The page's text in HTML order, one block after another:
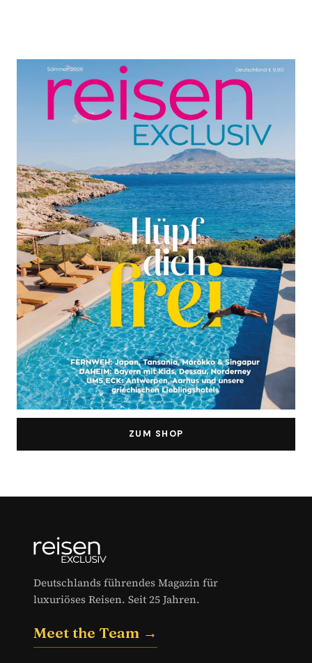
ZUM SHOP
Deutschlands führendes Magazin für
luxuriöses Reisen. Seit 25 Jahren.
Meet the Team →